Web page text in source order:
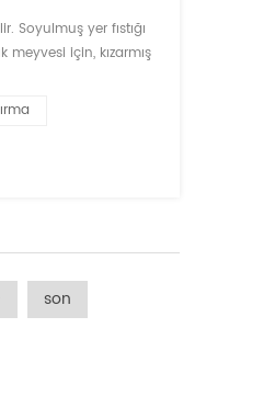
Soyulmuş yer fıstığı
için, kızarmış
son